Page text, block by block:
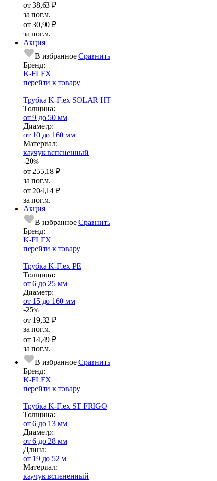
от 38,63 ₽
за пог.м.
от 30,90 ₽
за пог.м.
Акция
В избранное Сравнить
Бренд:
K-FLEX
перейти к товару
Трубка K-Flex SOLAR HT
Тол­щи­на:
от 9 до 50 мм
Диаметр:
от 10 до 160 мм
Ма­­те­­ри­­ал:
каучук вспененный
-20%
от 255,18 ₽
за пог.м.
от 204,14 ₽
за пог.м.
Акция
В избранное Сравнить
Бренд:
K-FLEX
перейти к товару
Трубка K-Flex PE
Тол­щи­на:
от 6 до 25 мм
Диаметр:
от 15 до 160 мм
-25%
от 19,32 ₽
за пог.м.
от 14,49 ₽
за пог.м.
В избранное Сравнить
Бренд:
K-FLEX
перейти к товару
Трубка K-Flex ST FRIGO
Тол­щи­на:
от 6 до 13 мм
Диаметр:
от 6 до 28 мм
Длина:
от 19 до 52 м
Ма­­те­­ри­­ал:
каучук вспененный